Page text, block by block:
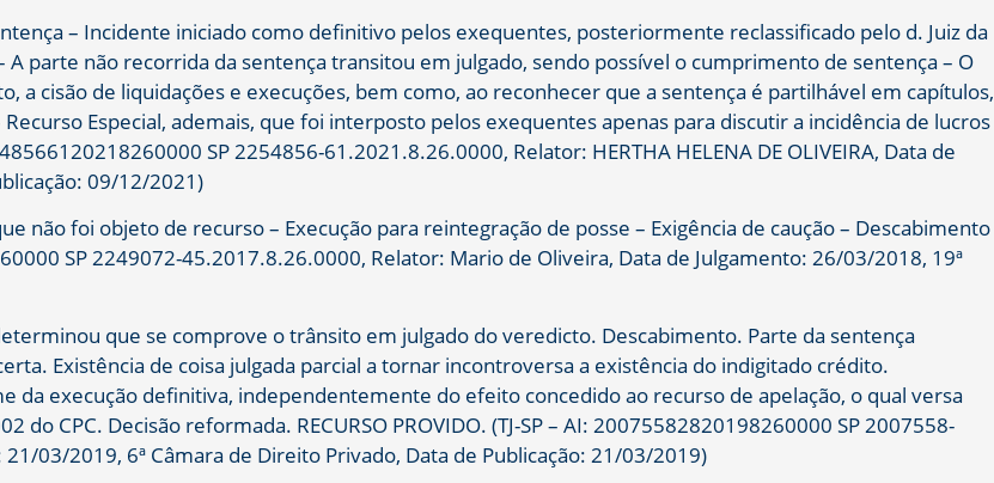
– Incidente iniciado como definitivo pelos exequentes, posteriormente reclassificado pelo d. Juiz da
parte não recorrida da sentença transitou em julgado, sendo possível o cumprimento de sentença – O
a cisão de liquidações e execuções, bem como, ao reconhecer que a sentença é partilhável em capítulos,
Especial, ademais, que foi interposto pelos exequentes apenas para discutir a incidência de lucros
SP 2254856-61.2021.8.26.0000, Relator: HERTHA HELENA DE OLIVEIRA, Data de
09/12/2021)
não foi objeto de recurso – Execução para reintegração de posse – Exigência de caução – Descabimento
SP 2249072-45.2017.8.26.0000, Relator: Mario de Oliveira, Data de Julgamento: 26/03/2018, 19ª
que se comprove o trânsito em julgado do veredicto. Descabimento. Parte da sentença
Existência de coisa julgada parcial a tornar incontroversa a existência do indigitado crédito.
da execução definitiva, independentemente do efeito concedido ao recurso de apelação, o qual versa
CPC. Decisão reformada. RECURSO PROVIDO. (TJ-SP – AI: 20075582820198260000 SP 2007558-
03/2019, 6ª Câmara de Direito Privado, Data de Publicação: 21/03/2019)